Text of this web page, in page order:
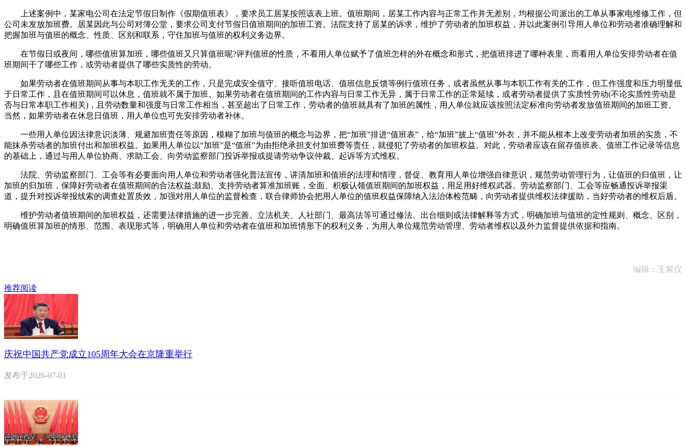
上述案例中，某家电公司在法定节假日制作《假期值班表》，要求员工居某按照该表上班。值班期间，居某工作内容与正常工作并无差别，均根据公司派出的工单从事家电维修工作，但
公司未发放加班费。居某因此与公司对簿公堂，要求公司支付节假日值班期间的加班工资。法院支持了居某的诉求，维护了劳动者的加班权益，并以此案例引导用人单位和劳动者准确理解和
把握加班与值班的概念、性质、区别和联系，守住加班与值班的权利义务边界。
在节假日或夜间，哪些值班算加班，哪些值班又只算值班呢?评判值班的性质，不看用人单位赋予了值班怎样的外在概念和形式，把值班排进了哪种表里，而看用人单位安排劳动者在值
班期间干了哪些工作，或劳动者提供了哪些实质性的劳动。
如果劳动者在值班期间从事与本职工作无关的工作，只是完成安全值守、接听值班电话、值班信息反馈等例行值班任务，或者虽然从事与本职工作有关的工作，但工作强度和压力明显低
于日常工作，且在值班期间可以休息，值班就不属于加班。如果劳动者在值班期间的工作内容与日常工作无异，属于日常工作的正常延续，或者劳动者提供了实质性劳动(不论实质性劳动是
否与日常本职工作相关)，且劳动数量和强度与日常工作相当，甚至超出了日常工作，劳动者的值班就具有了加班的属性，用人单位就应该按照法定标准向劳动者发放值班期间的加班工资。
当然，如果劳动者在休息日值班，用人单位也可先安排劳动者补休。
一些用人单位因法律意识淡薄、规避加班责任等原因，模糊了加班与值班的概念与边界，把“加班”排进“值班表”，给“加班”披上“值班”外衣，并不能从根本上改变劳动者加班的实质，不
能抹杀劳动者的加班付出和加班权益。如果用人单位以“加班”是“值班”为由拒绝承担支付加班费等责任，就侵犯了劳动者的加班权益。对此，劳动者应该在留存值班表、值班工作记录等信息
的基础上，通过与用人单位协商、求助工会、向劳动监察部门投诉举报或提请劳动争议仲裁、起诉等方式维权。
法院、劳动监察部门、工会等有必要面向用人单位和劳动者强化普法宣传，讲清加班和值班的法理和情理，督促、教育用人单位增强自律意识，规范劳动管理行为，让值班的归值班，让
加班的归加班，保障好劳动者在值班期间的合法权益;鼓励、支持劳动者算准加班账，全面、积极认领值班期间的加班权益，用足用好维权武器。劳动监察部门、工会等应畅通投诉举报渠
道，提升对投诉举报线索的调查处置质效，加强对用人单位的监督检查，联合律师协会把用人单位的值班权益保障纳入法治体检范畴，向劳动者提供维权法律援助，当好劳动者的维权后盾。
维护劳动者值班期间的加班权益，还需要法律措施的进一步完善。立法机关、人社部门、最高法等可通过修法、出台细则或法律解释等方式，明确加班与值班的定性规则、概念、区别，
明确值班算加班的情形、范围、表现形式等，明确用人单位和劳动者在值班和加班情形下的权利义务，为用人单位规范劳动管理、劳动者维权以及外力监督提供依据和指南。
编辑：王紫仪
推荐阅读
庆祝中国共产党成立105周年大会在京隆重举行
发布于2026-07-01